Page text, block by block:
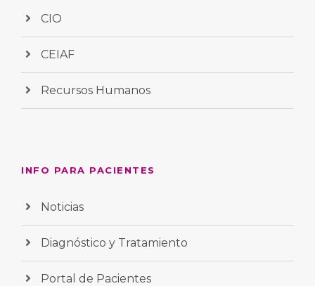
CIO
CEIAF
Recursos Humanos
INFO PARA PACIENTES
Noticias
Diagnóstico y Tratamiento
Portal de Pacientes